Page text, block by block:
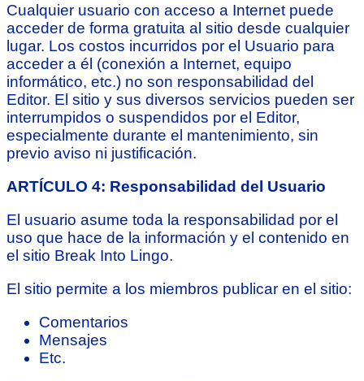
Cualquier usuario con acceso a Internet puede
acceder de forma gratuita al sitio desde cualquier
lugar. Los costos incurridos por el Usuario para
acceder a él (conexión a Internet, equipo
informático, etc.) no son responsabilidad del
Editor. El sitio y sus diversos servicios pueden ser
interrumpidos o suspendidos por el Editor,
especialmente durante el mantenimiento, sin
previo aviso ni justificación.
ARTÍCULO 4: Responsabilidad del Usuario
El usuario asume toda la responsabilidad por el
uso que hace de la información y el contenido en
el sitio Break Into Lingo.
El sitio permite a los miembros publicar en el sitio:
Comentarios
Mensajes
Etc.